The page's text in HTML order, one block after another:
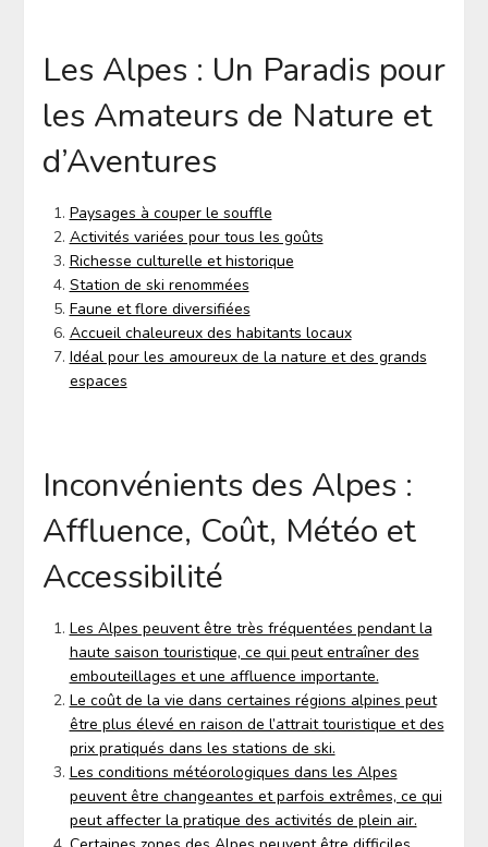
Les Alpes : Un Paradis pour
les Amateurs de Nature et
d’Aventures
Paysages à couper le souffle
Activités variées pour tous les goûts
Richesse culturelle et historique
Station de ski renommées
Faune et flore diversifiées
Accueil chaleureux des habitants locaux
Idéal pour les amoureux de la nature et des grands
espaces
Inconvénients des Alpes :
Affluence, Coût, Météo et
Accessibilité
Les Alpes peuvent être très fréquentées pendant la
haute saison touristique, ce qui peut entraîner des
embouteillages et une affluence importante.
Le coût de la vie dans certaines régions alpines peut
être plus élevé en raison de l’attrait touristique et des
prix pratiqués dans les stations de ski.
Les conditions météorologiques dans les Alpes
peuvent être changeantes et parfois extrêmes, ce qui
peut affecter la pratique des activités de plein air.